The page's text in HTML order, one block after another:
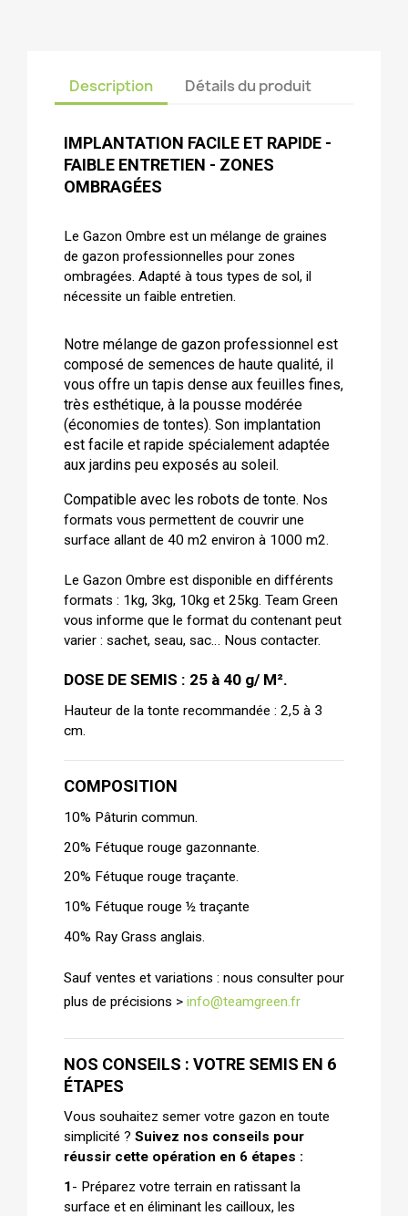
Description Détails du produit
IMPLANTATION FACILE ET RAPIDE -
FAIBLE ENTRETIEN - ZONES
OMBRAGÉES
Le Gazon Ombre est un mélange de graines
de gazon professionnelles pour zones
ombragées. Adapté à tous types de sol, il
nécessite un faible entretien.
Notre mélange de gazon professionnel est
composé de semences de haute qualité, il
vous offre un tapis dense aux feuilles fines,
très esthétique, à la pousse modérée
(économies de tontes). Son implantation
est facile et rapide spécialement adaptée
aux jardins peu exposés au soleil.
Compatible avec les robots de tonte. Nos
formats vous permettent de couvrir une
surface allant de 40 m2 environ à 1000 m2.
Le Gazon Ombre est disponible en différents
formats : 1kg, 3kg, 10kg et 25kg. Team Green
vous informe que le format du contenant peut
varier : sachet, seau, sac… Nous contacter.
DOSE DE SEMIS : 25 à 40 g/ M².
Hauteur de la tonte recommandée : 2,5 à 3
cm.
COMPOSITION
10% Pâturin commun.
20% Fétuque rouge gazonnante.
20% Fétuque rouge traçante.
10% Fétuque rouge ½ traçante
40% Ray Grass anglais.
Sauf ventes et variations : nous consulter pour
plus de précisions > info@teamgreen.fr
NOS CONSEILS : VOTRE SEMIS EN 6
ÉTAPES
Vous souhaitez semer votre gazon en toute
simplicité ? Suivez nos conseils pour
réussir cette opération en 6 étapes :
1- Préparez votre terrain en ratissant la
surface et en éliminant les cailloux, les